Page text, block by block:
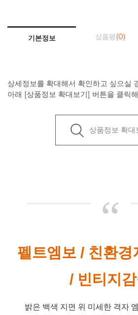
기본정보 상품평 (0)
상세정보를 확대해서 확인하고 싶으실
아래 [상품정보 확대보기] 버튼을 클릭
상품정보 확대
“
펠트엠보 / 친환경
/ 빈티지
밝은 백색 지면 위 미세한 격자